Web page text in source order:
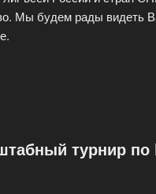
Мы будем рады видеть
турнир по